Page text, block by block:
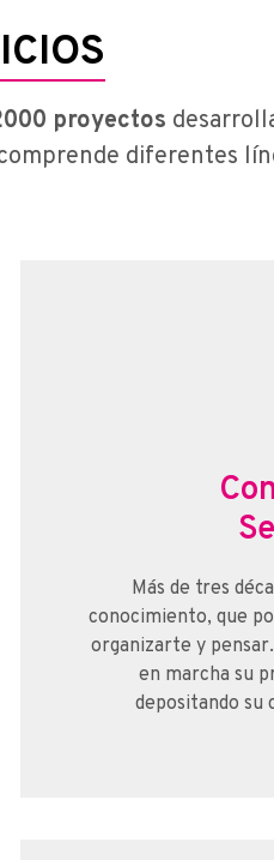
proyectos
diferentes
Más de tres
conocimiento, que
organizarte y
en marcha su
depositando su